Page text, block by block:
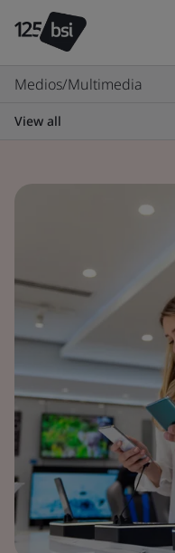
Medios/Multimedia
View all